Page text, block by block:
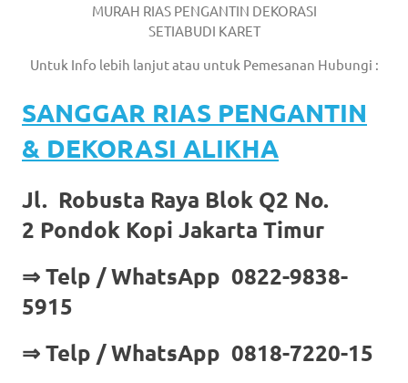
MURAH RIAS PENGANTIN DEKORASI
SETIABUDI KARET
Untuk Info lebih lanjut atau untuk Pemesanan Hubungi :
SANGGAR RIAS PENGANTIN
& DEKORASI ALIKHA
Jl. Robusta Raya Blok Q2 No.
2 Pondok Kopi Jakarta Timur
⇒ Telp / WhatsApp 0822-9838-
5915
⇒ Telp / WhatsApp 0818-7220-15